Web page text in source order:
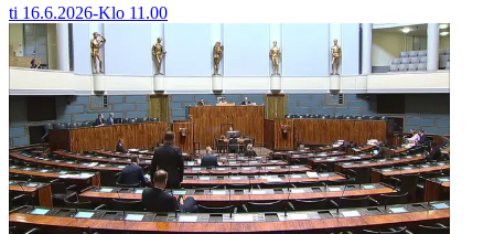
ti 16.6.2026-Klo 11.00